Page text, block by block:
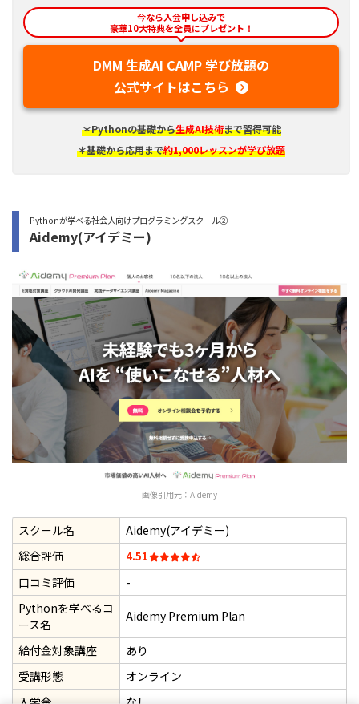
今なら入会申し込みで
豪華10大特典を全員にプレゼント！
DMM 生成AI CAMP 学び放題の
公式サイトはこちら
＊Pythonの基礎から生成AI技術まで習得可能
＊基礎から応用まで約1,000レッスンが学び放題
Pythonが学べる社会人向けプログラミングスクール②
Aidemy(アイデミー)
画像引用元： Aidemy
スクール名
Aidemy(アイデミー)
総合評価
4.51
口コミ評価
-
Pythonを学べるコ
ース名
Aidemy Premium Plan
給付金対象講座
あり
受講形態
オンライン